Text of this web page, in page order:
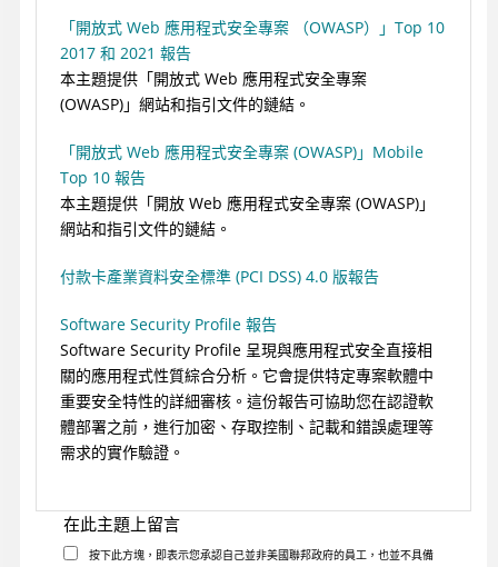
「開放式 Web 應用程式安全專案 （OWASP）」Top 10
2017 和 2021 報告
本主題提供「開放式 Web 應用程式安全專案
(OWASP)」網站和指引文件的鏈結。
「開放式 Web 應用程式安全專案 (OWASP)」Mobile
Top 10 報告
本主題提供「開放 Web 應用程式安全專案 (OWASP)」
網站和指引文件的鏈結。
付款卡產業資料安全標準 (PCI DSS) 4.0 版報告
Software Security Profile 報告
Software Security Profile 呈現與應用程式安全直接相
關的應用程式性質綜合分析。它會提供特定專案軟體中
重要安全特性的詳細審核。這份報告可協助您在認證軟
體部署之前，進行加密、存取控制、記載和錯誤處理等
需求的實作驗證。
在此主題上留言
按下此方塊，即表示您承認自己並非美國聯邦政府的員工，也並不具備